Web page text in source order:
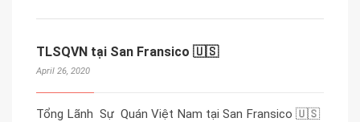
TLSQVN tại San Fransico 🇺🇸
April 26, 2020
Tổng Lãnh Sự Quán Việt Nam tại San Fransico 🇺🇸